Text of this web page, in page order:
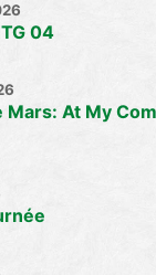
04
Mars: At My